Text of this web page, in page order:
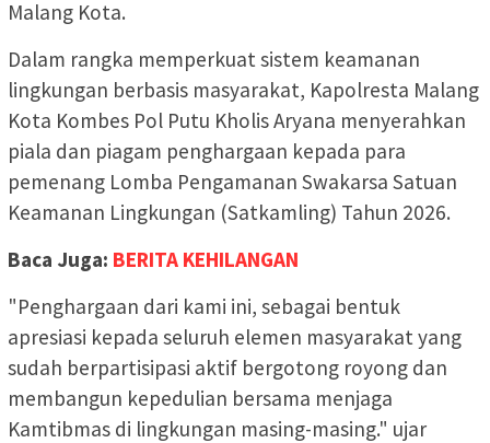
Malang Kota.
Dalam rangka memperkuat sistem keamanan
lingkungan berbasis masyarakat, Kapolresta Malang
Kota Kombes Pol Putu Kholis Aryana menyerahkan
piala dan piagam penghargaan kepada para
pemenang Lomba Pengamanan Swakarsa Satuan
Keamanan Lingkungan (Satkamling) Tahun 2026.
Baca Juga: BERITA KEHILANGAN
"Penghargaan dari kami ini, sebagai bentuk
apresiasi kepada seluruh elemen masyarakat yang
sudah berpartisipasi aktif bergotong royong dan
membangun kepedulian bersama menjaga
Kamtibmas di lingkungan masing-masing." ujar